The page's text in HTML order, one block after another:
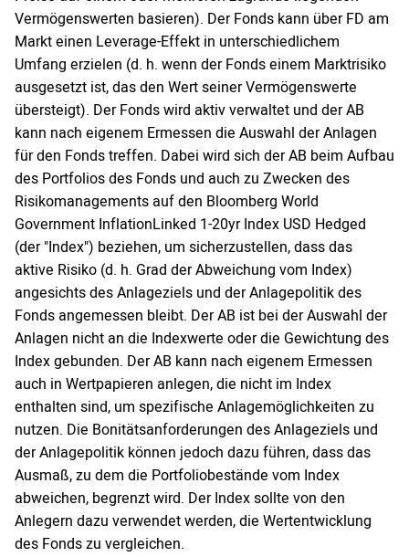
Vermögenswerten basieren). Der Fonds kann über FD am
Markt einen Leverage-Effekt in unterschiedlichem
Umfang erzielen (d. h. wenn der Fonds einem Marktrisiko
ausgesetzt ist, das den Wert seiner Vermögenswerte
übersteigt). Der Fonds wird aktiv verwaltet und der AB
kann nach eigenem Ermessen die Auswahl der Anlagen
für den Fonds treffen. Dabei wird sich der AB beim Aufbau
des Portfolios des Fonds und auch zu Zwecken des
Risikomanagements auf den Bloomberg World
Government InflationLinked 1-20yr Index USD Hedged
(der "Index") beziehen, um sicherzustellen, dass das
aktive Risiko (d. h. Grad der Abweichung vom Index)
angesichts des Anlageziels und der Anlagepolitik des
Fonds angemessen bleibt. Der AB ist bei der Auswahl der
Anlagen nicht an die Indexwerte oder die Gewichtung des
Index gebunden. Der AB kann nach eigenem Ermessen
auch in Wertpapieren anlegen, die nicht im Index
enthalten sind, um spezifische Anlagemöglichkeiten zu
nutzen. Die Bonitätsanforderungen des Anlageziels und
der Anlagepolitik können jedoch dazu führen, dass das
Ausmaß, zu dem die Portfoliobestände vom Index
abweichen, begrenzt wird. Der Index sollte von den
Anlegern dazu verwendet werden, die Wertentwicklung
des Fonds zu vergleichen.